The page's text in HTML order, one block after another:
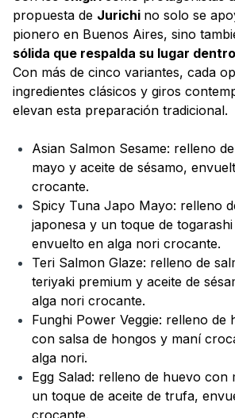
propuesta de Jurichi no solo se
pionero en Buenos Aires, sino
sólida que respalda su lugar
Con más de cinco variantes, cada
ingredientes clásicos y giros
elevan esta preparación tradicional.
Asian Salmon Sesame: relleno
mayo y aceite de sésamo,
crocante.
Spicy Tuna Japo Mayo: relleno
japonesa y un toque de
envuelto en alga nori crocante.
Teri Salmon Glaze: relleno de
teriyaki premium y aceite de
alga nori crocante.
Funghi Power Veggie: relleno de
con salsa de hongos y maní
alga nori.
Egg Salad: relleno de huevo con
un toque de aceite de trufa,